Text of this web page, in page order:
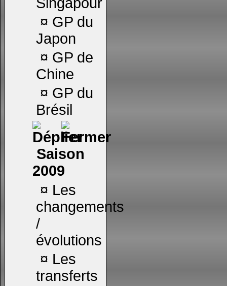
¤ GP du
Japon
¤ GP de
Chine
¤ GP du
Brésil
Saison
2009
¤ Les
changements
/
évolutions
¤ Les
transferts